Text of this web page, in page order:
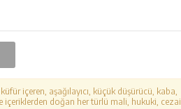
içeren, aşağılayıcı, küçük düşürücü, kaba,
içeriklerden doğan her türlü mali, hukuki, cezai,